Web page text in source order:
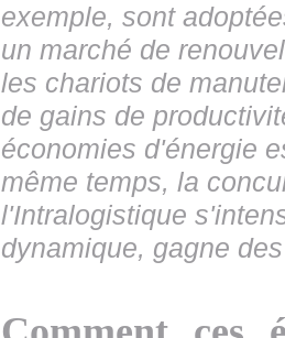
exemple, sont
un marché de
les chariots de
de gains de
économies d'énergie
même temps, la
l'Intralogistique
dynamique, gagne